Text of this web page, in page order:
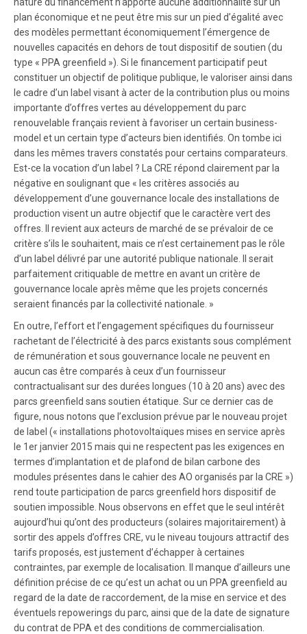
plan économique et ne peut être mis sur un pied d’égalité avec
des modèles permettant économiquement l’émergence de
nouvelles capacités en dehors de tout dispositif de soutien (du
type « PPA greenfield »). Si le financement participatif peut
constituer un objectif de politique publique, le valoriser ainsi dans
le cadre d’un label visant à acter de la contribution plus ou moins
importante d’offres vertes au développement du parc
renouvelable français revient à favoriser un certain business-
model et un certain type d’acteurs bien identifiés. On tombe ici
dans les mêmes travers constatés pour certains comparateurs.
Est-ce la vocation d’un label ? La CRE répond clairement par la
négative en soulignant que « les critères associés au
développement d’une gouvernance locale des installations de
production visent un autre objectif que le caractère vert des
offres. Il revient aux acteurs de marché de se prévaloir de ce
critère s’ils le souhaitent, mais ce n’est certainement pas le rôle
d’un label délivré par une autorité publique nationale. Il serait
parfaitement critiquable de mettre en avant un critère de
gouvernance locale après même que les projets concernés
seraient financés par la collectivité nationale. »
En outre, l’effort et l’engagement spécifiques du fournisseur
rachetant de l’électricité à des parcs existants sous complément
de rémunération et sous gouvernance locale ne peuvent en
aucun cas être comparés à ceux d’un fournisseur
contractualisant sur des durées longues (10 à 20 ans) avec des
parcs greenfield sans soutien étatique. Sur ce dernier cas de
figure, nous notons que l’exclusion prévue par le nouveau projet
de label (« installations photovoltaïques mises en service après
le 1er janvier 2015 mais qui ne respectent pas les exigences en
termes d’implantation et de plafond de bilan carbone des
modules présentes dans le cahier des AO organisés par la CRE »)
rend toute participation de parcs greenfield hors dispositif de
soutien impossible. Nous observons en effet que le seul intérêt
aujourd’hui qu’ont des producteurs (solaires majoritairement) à
sortir des appels d’offres CRE, vu le niveau toujours attractif des
tarifs proposés, est justement d’échapper à certaines
contraintes, par exemple de localisation. Il manque d’ailleurs une
définition précise de ce qu’est un achat ou un PPA greenfield au
regard de la date de raccordement, de la mise en service et des
éventuels repowerings du parc, ainsi que de la date de signature
du contrat de PPA et des conditions de commercialisation.